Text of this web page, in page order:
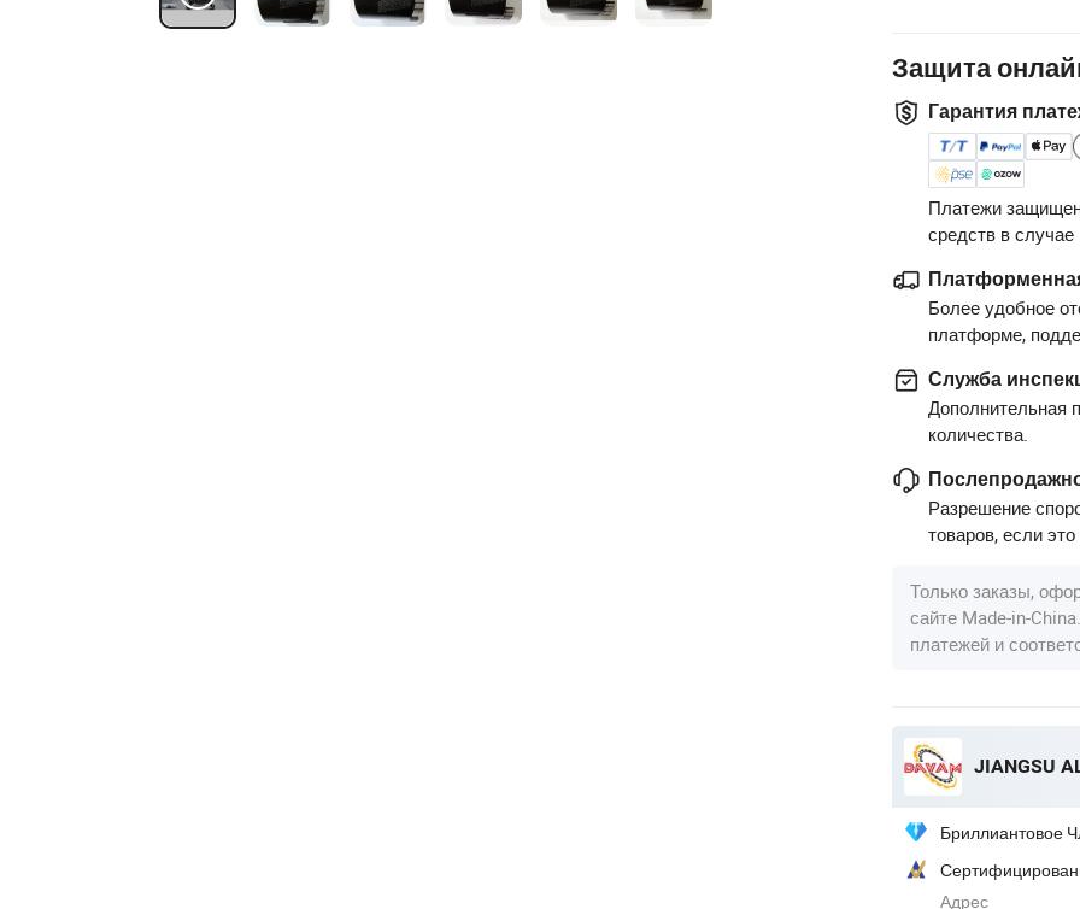
Защита
Гарантия
Платежи
средств в
Более удобное
платформе,
Служба
Дополнительная
количества.
Разрешение
товаров, если
Только заказы,
сайте Made-in-
платежей и
JIANGSU
Бриллиантовое
Адрес